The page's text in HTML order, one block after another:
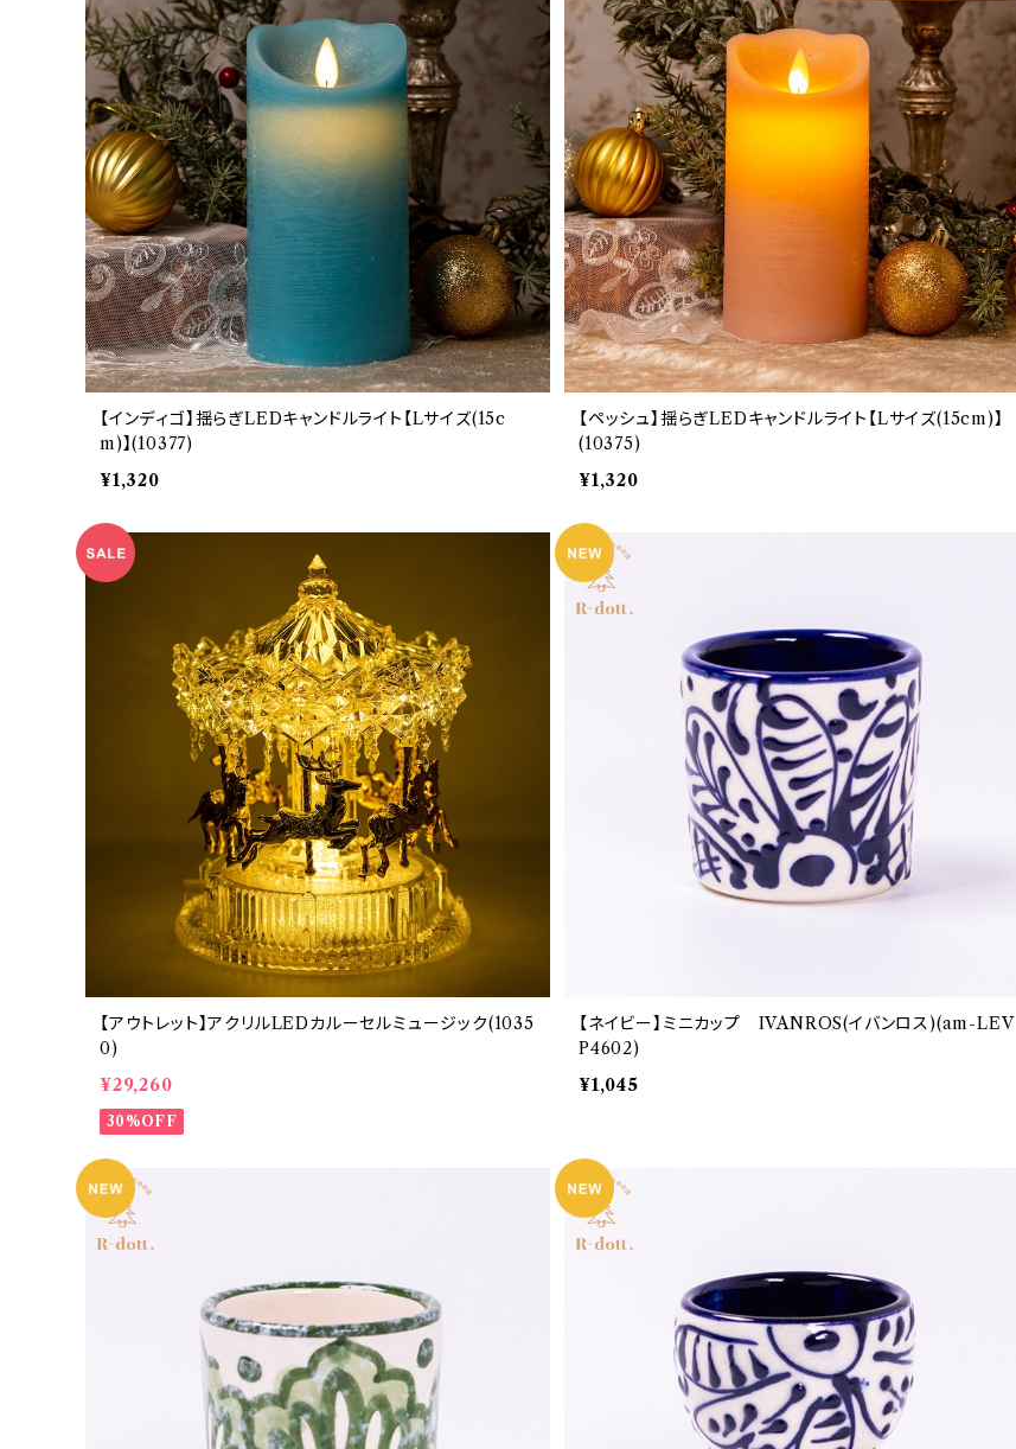
【インディゴ】揺らぎLEDキャンドルライト【Lサイズ(15c
m)】(10377)
¥1,320
【ペッシュ】揺らぎLEDキャンドルライト【Lサイズ(15cm)】
(10375)
¥1,320
【アウトレット】アクリルLEDカルーセルミュージック(1035
0)
¥29,260
30%OFF
【ネイビー】ミニカップ IVANROS(イバンロス)(am-LEV
P4602)
¥1,045